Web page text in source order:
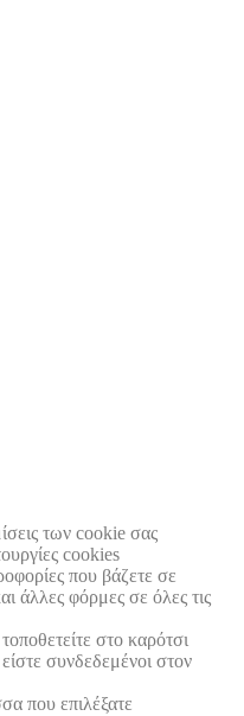
των cookie σας
cookies
που βάζετε σε
άλλες φόρμες σε όλες τις
στο καρότσι
συνδεδεμένοι στον
που επιλέξατε